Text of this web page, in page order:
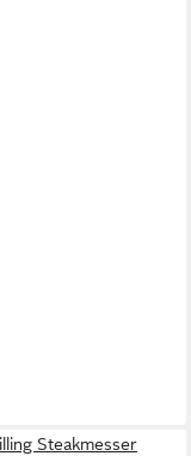
Steakmesser